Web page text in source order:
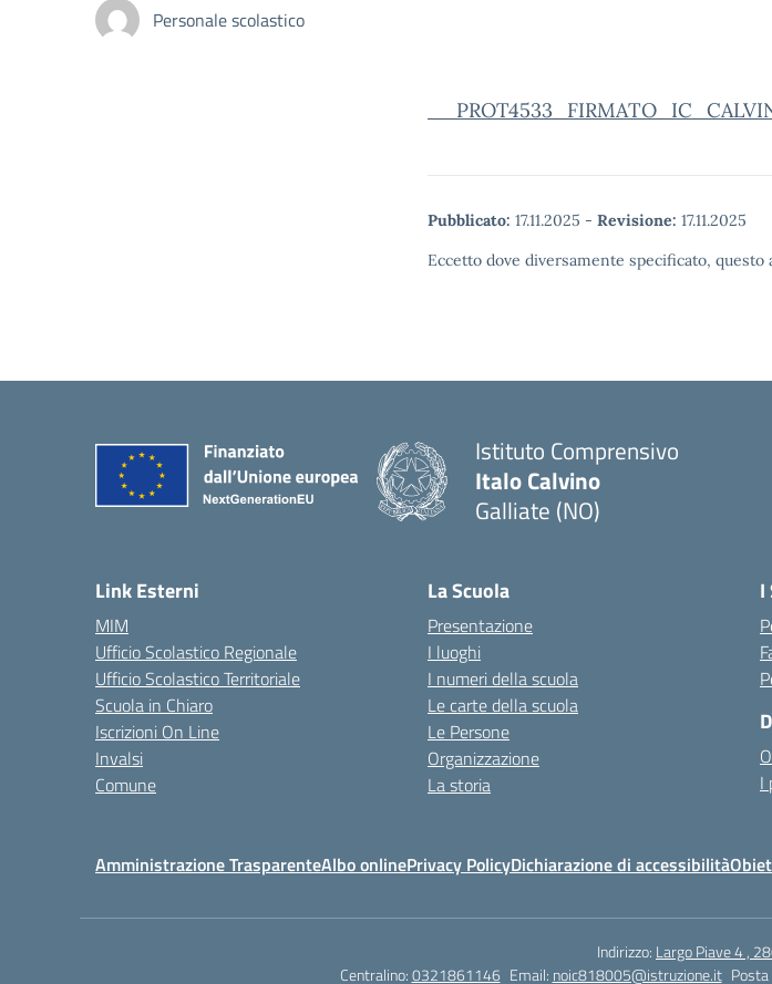
Personale scolastico
Pubblicato: 17.11.2025 - Revisione: 17.11.2025
Eccetto dove diversamente specificato,
Istituto Comprensivo
Italo Calvino
Galliate (NO)
Link Esterni
MIM
Ufficio Scolastico Regionale
Ufficio Scolastico Territoriale
Scuola in Chiaro
Iscrizioni On Line
Invalsi
Comune
La Scuola
Presentazione
I luoghi
I numeri della scuola
Le carte della scuola
Le Persone
Organizzazione
La storia
I
I
Amministrazione TrasparenteAlbo onlinePrivacy PolicyDichiarazione di accessibilità
Indirizzo: Largo Piave 4 ,
Centralino:0321861146 Email: noic818005@istruzione.it